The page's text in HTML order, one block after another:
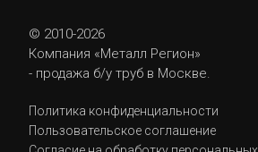
© 2010-2026
Компания «Металл Регион»
- продажа б/у труб в Москве.
Политика конфиденциальности
Пользовательское соглашение